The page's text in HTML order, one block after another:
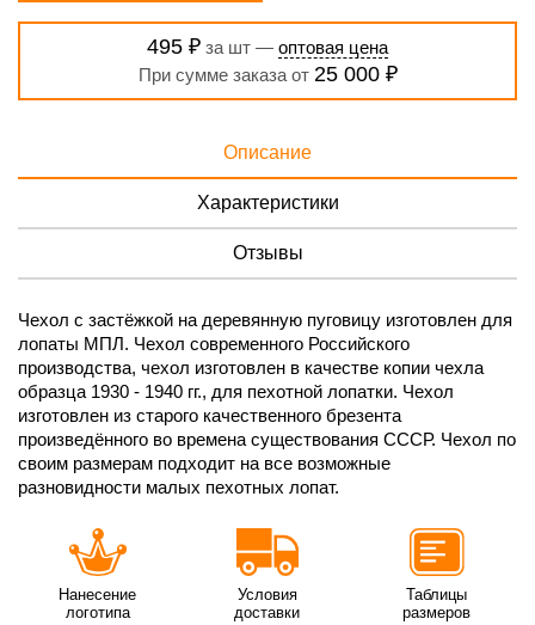
495 ₽ за шт — оптовая цена
При сумме заказа от 25 000 ₽
Описание
Характеристики
Отзывы
Чехол с застёжкой на деревянную пуговицу изготовлен для
лопаты МПЛ. Чехол современного Российского
производства, чехол изготовлен в качестве копии чехла
образца 1930 - 1940 гг., для пехотной лопатки. Чехол
изготовлен из старого качественного брезента
произведённого во времена существования СССР. Чехол по
своим размерам подходит на все возможные
разновидности малых пехотных лопат.
Нанесение
логотипа
Условия
доставки
Таблицы
размеров